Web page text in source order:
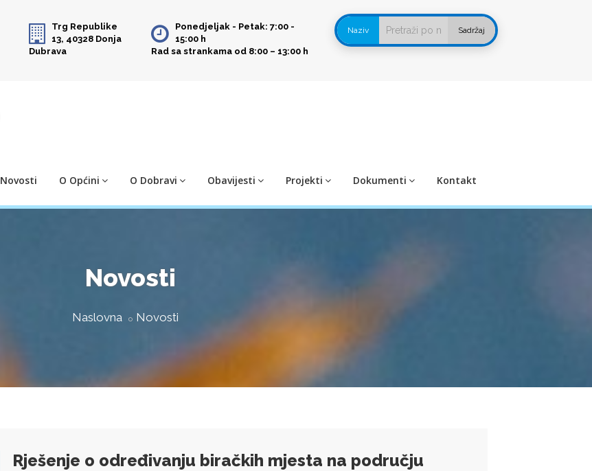
Trg Republike
13, 40328 Donja
Dubrava
Ponedjeljak - Petak: 7:00 -
15:00 h
Rad sa strankama od 8:00 – 13:00 h
Naziv Sadržaj
Novosti O Općini O Dobravi Obavijesti Projekti Dokumenti Kontakt
Novosti
Naslovna Novosti
Rješenje o određivanju biračkih mjesta na području